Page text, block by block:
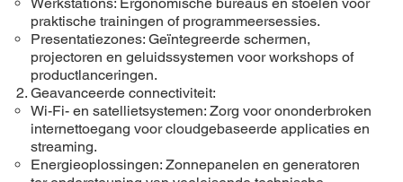
praktische trainingen of programmeersessies.
Presentatiezones: Geïntegreerde schermen,
projectoren en geluidssystemen voor workshops of
productlanceringen.
Geavanceerde connectiviteit:
Wi-Fi- en satellietsystemen: Zorg voor ononderbroken
internettoegang voor cloudgebaseerde applicaties en
streaming.
Energieoplossingen: Zonnepanelen en generatoren